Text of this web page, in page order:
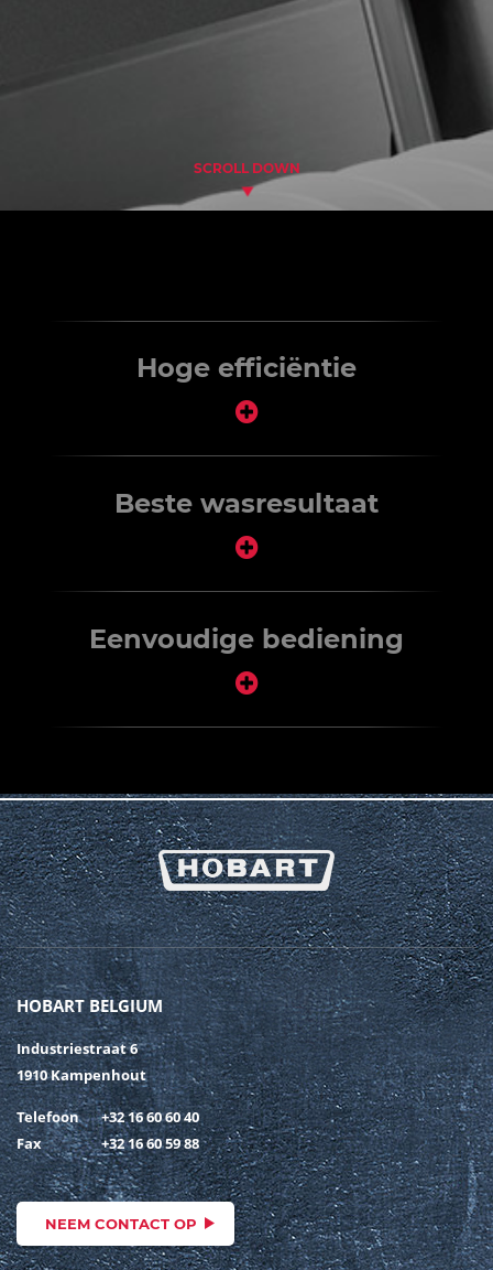
SCROLL DOWN
Hoge efficiëntie
Beste wasresultaat
Eenvoudige bediening
HOBART BELGIUM
Industriestraat 6
1910 Kampenhout
Telefoon
+32 16 60 60 40
Fax
+32 16 60 59 88
NEEM CONTACT OP